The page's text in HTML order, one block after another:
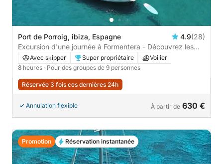
Port de Porroig, ibiza, Espagne 4.9(28)
Excursion d'une journée à Formentera - Découvrez les
meilleurs spots
Avec skipper Super propriétaire
Voilier
8 heures · Pour des groupes de 9 personnes
Réservée 3 fois ces dernières 24h
Annulation flexible À partir de 630 €
Promotion Réservation instantanée